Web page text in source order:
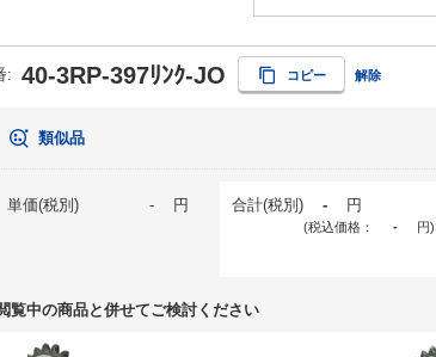
: 40-3RP-397ﾘﾝｸ-JO コピー 解除
類似品
単価(税別) - 円 合計(税別) - 円
(税込価格： - 円)
覧中の商品と併せてご検討ください